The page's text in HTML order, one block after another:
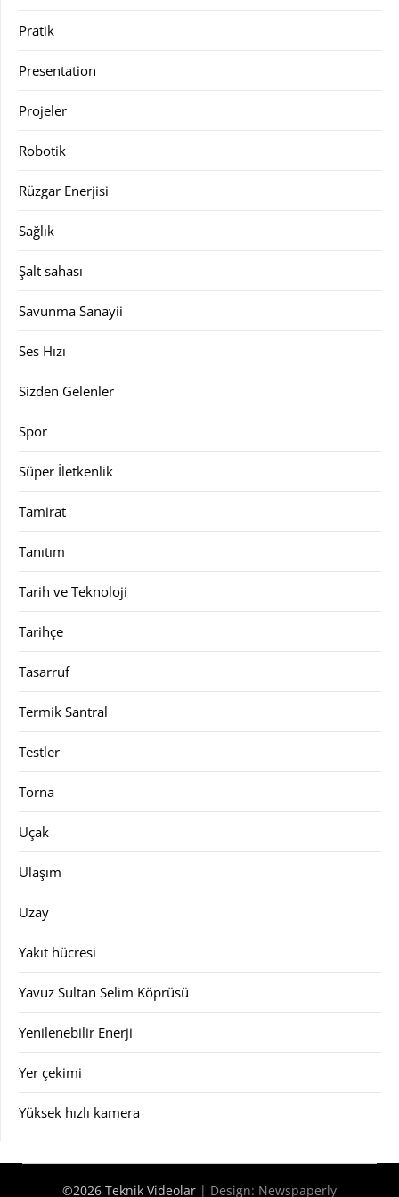
Pratik
Presentation
Projeler
Robotik
Rüzgar Enerjisi
Sağlık
Şalt sahası
Savunma Sanayii
Ses Hızı
Sizden Gelenler
Spor
Süper İletkenlik
Tamirat
Tanıtım
Tarih ve Teknoloji
Tarihçe
Tasarruf
Termik Santral
Testler
Torna
Uçak
Ulaşım
Uzay
Yakıt hücresi
Yavuz Sultan Selim Köprüsü
Yenilenebilir Enerji
Yer çekimi
Yüksek hızlı kamera
©2026 Teknik Videolar | Design: Newspaperly